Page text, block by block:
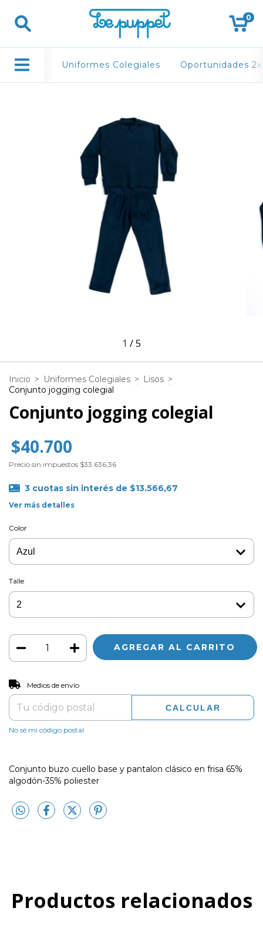
0
Uniformes Colegiales Oportunidades
1 /5
Inicio > Uniformes Colegiales > Lisos >
Conjunto jogging colegial
Conjunto jogging colegial
$40.700
Precio sin impuestos $33.636,36
3 cuotas sin interés de $13.566,67
Ver más detalles
Color
Talle
Entregas para el CP:
Medios de envío
CALCULAR
No sé mi código postal
Conjunto buzo cuello base y pantalon clásico en frisa 65%
algodón-35% poliester
Productos relacionados